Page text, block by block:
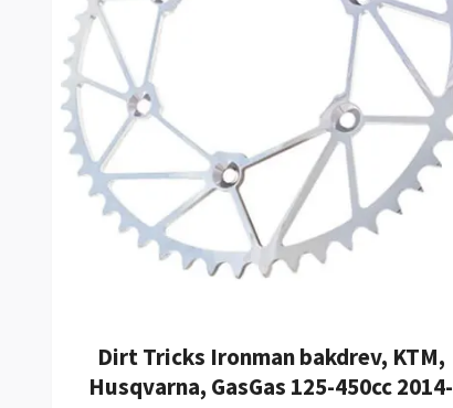
Dirt Tricks Ironman bakdrev, KTM,
Husqvarna, GasGas 125-450cc 2014-